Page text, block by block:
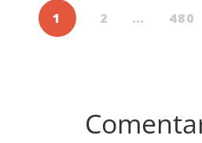
1 2 … 480